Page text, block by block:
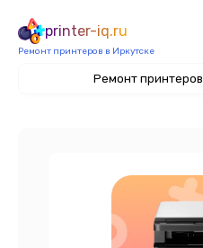
printer-iq.ru
Ремонт принтеров в Иркутске
Ремонт принтеров